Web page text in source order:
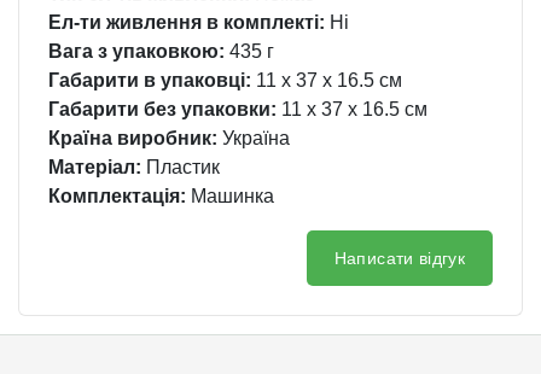
Ел-ти живлення в комплекті: Ні
Вага з упаковкою: 435 г
Габарити в упаковці: 11 x 37 x 16.5 см
Габарити без упаковки: 11 x 37 x 16.5 см
Країна виробник: Україна
Матеріал: Пластик
Комплектація: Машинка
Написати відгук